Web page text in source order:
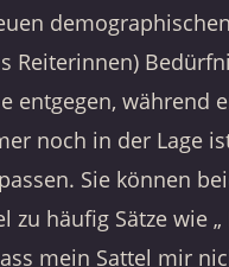
Reiterinnen)
entgegen, während
noch in der Lage
Sie können
zu häufig Sätze wie „
mein Sattel mir